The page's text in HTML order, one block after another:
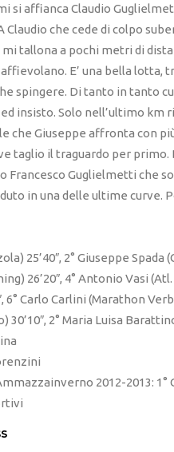
si affianca Claudio
che cede di colpo
tallona a pochi metri di
E’ una bella lotta,
spingere. Di tanto in tanto
insisto. Solo nell’ultimo km
che Giuseppe affronta con
taglio il traguardo per primo.
Francesco Guglielmetti che
in una delle ultime curve.
25’40″, 2° Giuseppe Spada
26’20″, 4° Antonio Vasi (Atl.
Carlo Carlini (Marathon
2° Maria Luisa
2012-2013: 1°